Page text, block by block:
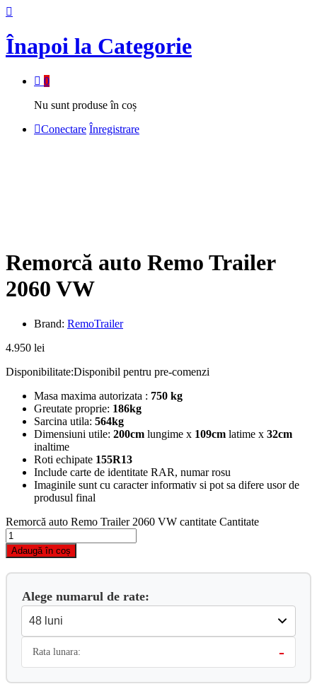
Înapoi la Categorie
0
Nu sunt produse în coș
Conectare Înregistrare
Remorcă auto Remo Trailer
2060 VW
Brand: RemoTrailer
4.950 lei
Disponibilitate:Disponibil pentru pre-comenzi
Masa maxima autorizata : 750 kg
Greutate proprie: 186kg
Sarcina utila: 564kg
Dimensiuni utile: 200cm lungime x 109cm latime x 32cm
inaltime
Roti echipate 155R13
Include carte de identitate RAR, numar rosu
Imaginile sunt cu caracter informativ si pot sa difere usor de
produsul final
Remorcă auto Remo Trailer 2060 VW cantitate Cantitate
Adaugă în coș
Alege numarul de rate:
Rata lunara: -